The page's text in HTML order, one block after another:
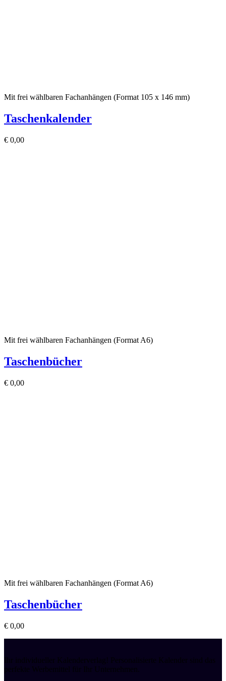
Mit frei wählbaren Fachanhängen (Format 105 x 146 mm)
Taschenkalender
€ 0,00
Mit frei wählbaren Fachanhängen (Format A6)
Taschenbücher
€ 0,00
Mit frei wählbaren Fachanhängen (Format A6)
Taschenbücher
€ 0,00
Ihr individueller Kalenderverlag! Personalisierte Kalender sind das
perfekte Werbemittel für Ihr Unternehmen.